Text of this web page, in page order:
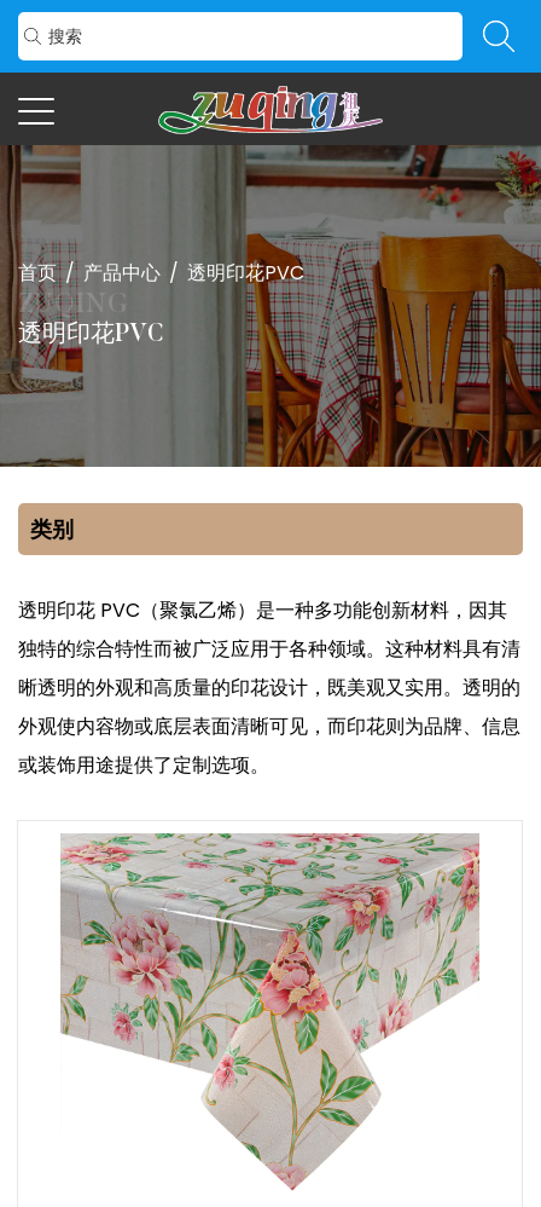
首页/ 产品中心 / 透明印花PVC
透明印花PVC
类别
透明印花 PVC（聚氯乙烯）是一种多功能创新材料，因其
独特的综合特性而被广泛应用于各种领域。这种材料具有清
晰透明的外观和高质量的印花设计，既美观又实用。透明的
外观使内容物或底层表面清晰可见，而印花则为品牌、信息
或装饰用途提供了定制选项。
（1）视觉吸引力和品牌效应：
美学定制：透明印花 PVC 具有透明、光亮的表面效果，可
增强印花设计的视觉吸引力。因此，对于需要突出设计的包
装、促销品和展示材料来说，它是一个不错的选择。
品牌推广机会：在透明 PVC 上印花高分辨率图像和文字的
能力使企业能够制作出引人注目的品牌材料。这对于产品包
装尤其有用，因为品牌对于吸引消费者的注意力至关重要。
耐候性： 透明印花 PVC 以其对环境因素（如湿度、紫外线
和温度波动）的耐受性而著称。因此，它既适用于室内应